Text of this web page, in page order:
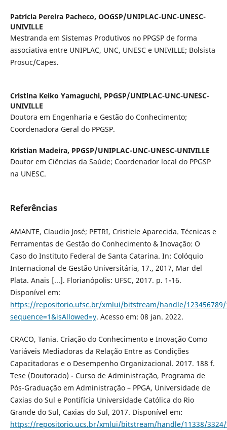
Patrícia Pereira Pacheco, OOGSP/UNIPLAC-UNC-UNESC-
UNIVILLE
Mestranda em Sistemas Produtivos no PPGSP de forma
associativa entre UNIPLAC, UNC, UNESC e UNIVILLE; Bolsista
Prosuc/Capes.
Cristina Keiko Yamaguchi, PPGSP/UNIPLAC-UNC-UNESC-
UNIVILLE
Doutora em Engenharia e Gestão do Conhecimento;
Coordenadora Geral do PPGSP.
Kristian Madeira, PPGSP/UNIPLAC-UNC-UNESC-UNIVILLE
Doutor em Ciências da Saúde; Coordenador local do PPGSP
na UNESC.
Referências
AMANTE, Claudio José; PETRI, Cristiele Aparecida. Técnicas e
Ferramentas de Gestão do Conhecimento & Inovação: O
Caso do Instituto Federal de Santa Catarina. In: Colóquio
Internacional de Gestão Universitária, 17., 2017, Mar del
Plata. Anais [...]. Florianópolis: UFSC, 2017. p. 1-16.
Disponível em:
https://repositorio.ufsc.br/xmlui/bitstream/handle/123456789/
sequence=1&isAllowed=y. Acesso em: 08 jan. 2022.
CRACO, Tania. Criação do Conhecimento e Inovação Como
Variáveis Mediadoras da Relação Entre as Condições
Capacitadoras e o Desempenho Organizacional. 2017. 188 f.
Tese (Doutorado) - Curso de Administração, Programa de
Pós-Graduação em Administração – PPGA, Universidade de
Caxias do Sul e Pontifícia Universidade Católica do Rio
Grande do Sul, Caxias do Sul, 2017. Disponível em:
https://repositorio.ucs.br/xmlui/bitstream/handle/11338/3324/